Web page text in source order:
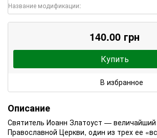
Название модификации:
140.00 грн
Купить
В избранное
Описание
Святитель Иоанн Златоуст — величайший
Православной Церкви, один из трех ее